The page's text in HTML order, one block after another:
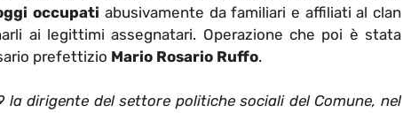
occupati abusivamente da familiari e affiliati al clan
ai legittimi assegnatari. Operazione che poi è stata
prefettizio Mario Rosario Ruffo.
la dirigente del settore politiche sociali del Comune, nel